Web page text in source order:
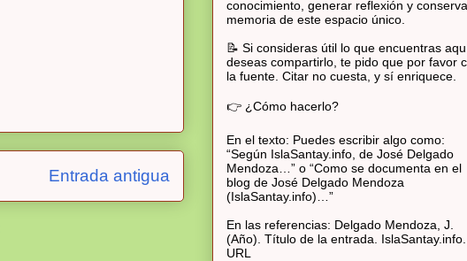
Entrada antigua
conocimiento, generar reflexión y
memoria de este espacio único.
📝 Si consideras útil lo que encuentras
deseas compartirlo, te pido que por favor
la fuente. Citar no cuesta, y sí enriquece.
👉 ¿Cómo hacerlo?
En el texto: Puedes escribir algo como:
“Según IslaSantay.info, de José Delgado
Mendoza…” o “Como se documenta en el
blog de José Delgado Mendoza
(IslaSantay.info)…”
En las referencias: Delgado Mendoza, J.
(Año). Título de la entrada.
URL